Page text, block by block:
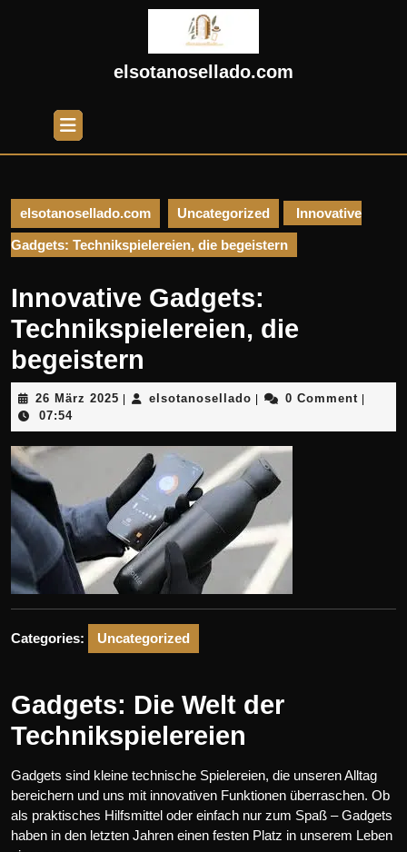
elsotanosellado.com
Open
Button
elsotanosellado.com Uncategorized Innovative
Gadgets: Technikspielereien, die begeistern
Innovative Gadgets:
Technikspielereien, die
begeistern
26 März 2025 26
2025
| elsotanosellado elsotanosellado
| 0 Comment |
07:54
Categories: Uncategorized
Gadgets: Die Welt der
Technikspielereien
Gadgets sind kleine technische Spielereien, die unseren Alltag
bereichern und uns mit innovativen Funktionen überraschen. Ob
als praktisches Hilfsmittel oder einfach nur zum Spaß – Gadgets
haben in den letzten Jahren einen festen Platz in unserem Leben